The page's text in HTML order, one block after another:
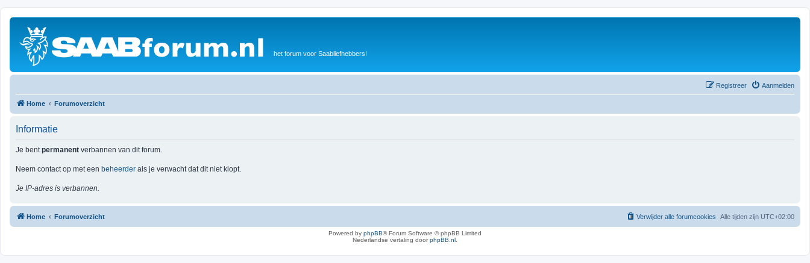
het forum voor Saabliefhebbers!
Aanmelden
Registreer
Home Forumoverzicht
Informatie
Je bentpermanent verbannen van dit forum.
Neem contact op met een beheerder als je verwacht dat dit niet klopt.
Je IP-adres is verbannen.
Home Forumoverzicht Alle tijden zijn UTC+02:00
Verwijder alle forumcookies
Powered by phpBB® Forum Software © phpBB Limited
Nederlandse vertaling doorphpBB.nl